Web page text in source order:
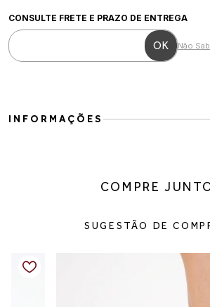
CONSULTE FRETE E PRAZO DE ENTREGA
Não
INFORMAÇÕES
cano super longo e design minimalista, ela cria
prolongado, além de fechamento em zíper
calce. Seu visual versátil permite
shorts ou calças ajustadas, transitando
COMPRE
SUGESTÃO DE